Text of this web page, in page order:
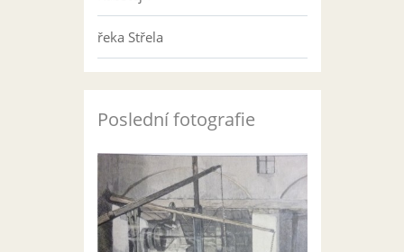
řeka Střela
Poslední fotografie